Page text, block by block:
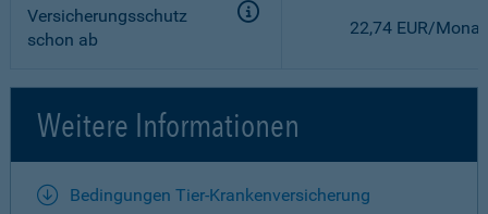
Versicherungsschutz
schon ab
22,74 EUR/Monat
Weitere Informationen
Bedingungen Tier-Krankenversicherung